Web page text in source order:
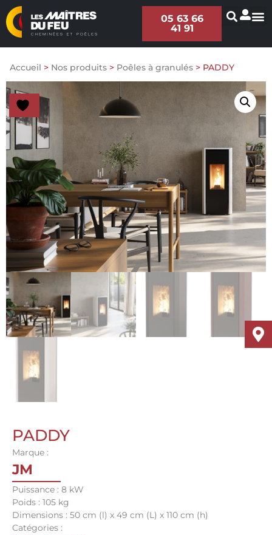
05 63 66
41 91
Accueil > Nos produits > Poêles à granulés > PADDY
PADDY
Marque :
JM
Puissance : 8 kW
Poids : 105 kg
Dimensions : 50 cm (l) x 49 cm (L) x 110 cm (h)
Catégories :